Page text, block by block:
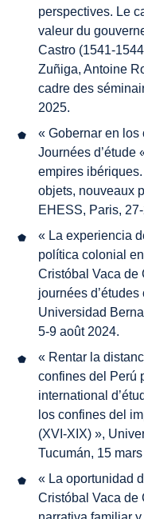
perspectives. Le
valeur du
Castro (1541-
Zuñiga, Antoine
cadre des
2025.
« Gobernar en
Journées d’étude
empires
objets, nouveaux
EHESS, Paris,
« La experiencia
política colonial
Cristóbal Vaca de
journées
Universidad
5-9 août 2024.
« Rentar la
confines del Perú
international
los confines del
(XVI-XIX) »,
Tucumán, 15
« La oportunidad
Cristóbal Vaca de